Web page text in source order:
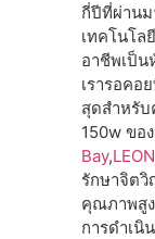
กี่ปีที่ผ่านม
เทคโนโ
อาชีพเป็น
เรารอค
สุดสําหรั
150w ของ
Bay,
รักษาจิต
คุณภาพสูง
การดําเนิ